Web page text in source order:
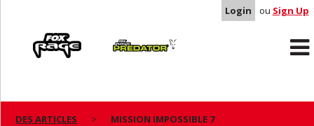
Login ou Sign Up
Predator
DES ARTICLES MISSION IMPOSSIBLE 7